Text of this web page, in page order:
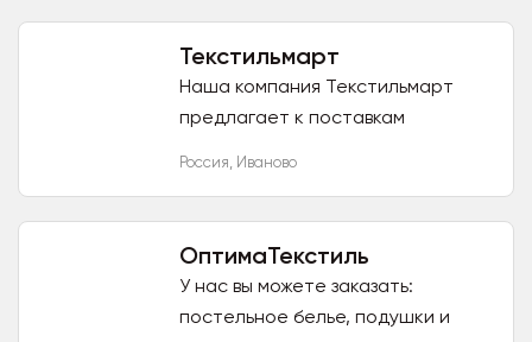
Текстильмарт
Наша компания Текстильмарт
предлагает к поставкам
Россия, Иваново
ОптимаТекстиль
У нас вы можете заказать:
постельное белье, подушки и